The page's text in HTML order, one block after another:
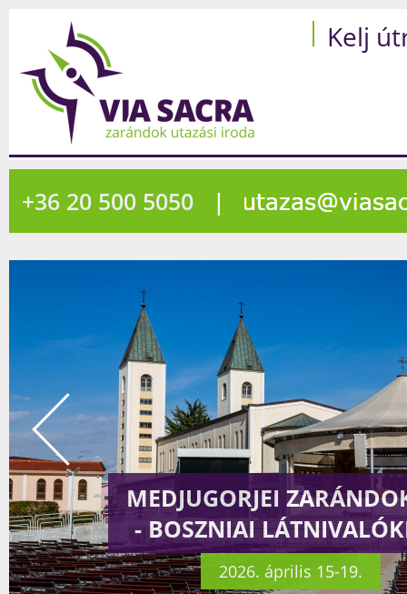
Kelj
+36 20 500 5050 |
MEDJUGORJEI
- BOSZNIAI
2026. április 15-19.